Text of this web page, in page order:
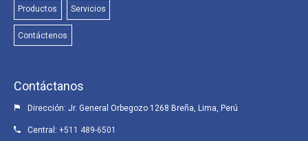
Productos Servicios
Contáctenos
Contáctanos
Dirección: Jr. General Orbegozo 1268 Breña, Lima, Perú
Central: +511 489-6501